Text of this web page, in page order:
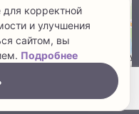
корректной
и улучшения
сайтом, вы
Подробнее